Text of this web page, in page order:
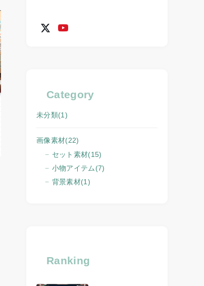
Category
未分類(1)
画像素材(22)
セット素材(15)
小物アイテム (7)
背景素材(1)
Ranking